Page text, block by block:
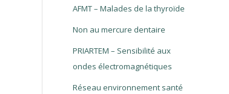
AFMT – Malades de la thyroïde
Non au mercure dentaire
PRIARTEM – Sensibilité aux
ondes électromagnétiques
Réseau environnement santé